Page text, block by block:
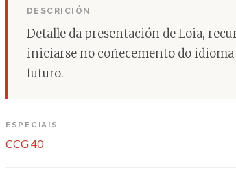
DESCRICIÓN
Detalle da presentación de Loia,
iniciarse no coñecemento do idioma
futuro.
ESPECIAIS
CCG 40